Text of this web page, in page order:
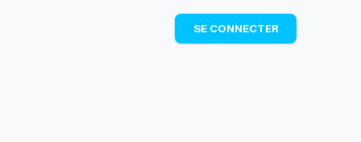
TÉLÉCHARGER
SE CONNECTER